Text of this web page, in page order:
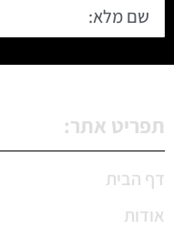
תפריט אתר:
דף הבית
אודות